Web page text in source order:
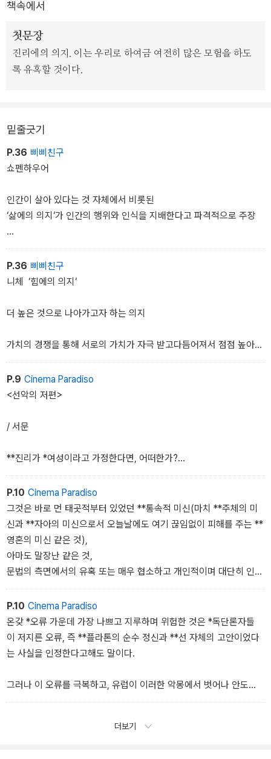
책속에서
첫문장
진리에의 의지. 이는 우리로 하여금 여전히 많은 모험을 하도
록 유혹할 것이다.
밑줄긋기
P.36 삐삐친구
쇼펜하우어
인간이 살아 있다는 것 자체에서 비롯된
‘삶에의 의지‘가 인간의 행위와 인식을 지배한다고 파격적으로 주장
‘삶에의 의지‘란, 욕망 (본능)을 말하는 것인데..
이러한 맹목적인 욕망이 세계의 본질이라는 것이
쇼펜하우어의 주장.
P.36 삐삐친구
니체 ‘힘에의 의지‘
더 높은 것으로 나아가고자 하는 의지
가치의 경쟁을 통해 서로의 가치가 자극 받고다듬어져서 점점 높아지
며, 이윽고 높아진 자신의 가치로 자신의 삶을 살고자 하는 의지
그것이 바로니체가 바라는 ‘힘에의 의지‘이다.
36절을 읽으며...
P.9 Cinema Paradiso
<선악의 저편>
/ 서문
**진리가 *여성이라고 가정한다면, 어떠한가?
모든 철학자가 독단주의자였을 경우, 그들이 여성을 제대로 이해하지
못했다는 혐의는 근거 있는 것은 아닐까?
지금까지 그들이 *진리에 접근할 때 가졌던 소름 끼칠 정도의 *진지
함과 서툴고 주제넘은 *자신감이 바로 여성의 마음을 사로잡기에는
졸렬하고 부적당했다는 혐의는 근거 있는 것이 아닐까?
여성들의 *호감을 사지 못했던 것은 당연하다. 그래서 모든 종류의 *
독단론은 오늘날에도 울적하고 힘없는 모습으로 서 있는 것이다.
P.10 Cinema Paradiso
그것은 바로 먼 태곳적부터 있었던 **통속적 미신(마치 **주체의 미
신과 **자아의 미신으로서 오늘날에도 여기 끊임없이 피해를 주는 **
영혼의 미신 같은 것),
아마도 말장난 같은 것,
문법의 측면에서의 유혹 또는 매우 협소하고 개인적이며 대단히 인간
적인, 너무나 인간적인 사실을 터무니없이 일반화하는 것이다.
P.10 Cinema Paradiso
온갖 *오류 가운데 가장 나쁘고 지루하며 위험한 것은 *독단론자들
이 저지른 오류, 즉 **플라톤의 순수 정신과 **선 자체의 고안이었다
는 사실을 인정한다고해도 말이다.
그러나 이 오류를 극복하고, 유럽이 이러한 악몽에서 벗어나 안도
의 긴 숨을 내쉬며 적어도 좀더 건강한 숙면을 즐길 수있게 된 *지금
와 투쟁함으로써 엄청나게 단련된 *힘을 모두 상속받은 것이다.
더보기